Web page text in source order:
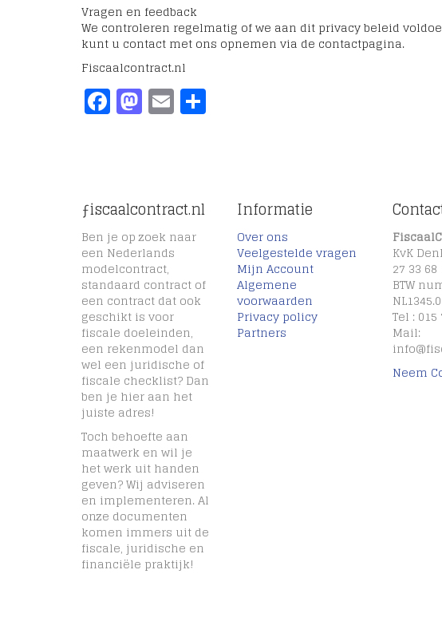
Vragen en feedback
We controleren regelmatig of we aan dit privacy beleid
kunt u contact met ons opnemen via de contactpagina.
Fiscaalcontract.nl
Facebook
Mastodon
Email
ƒiscaalcontract.nl
Ben je op zoek naar
een Nederlands
modelcontract,
standaard contract of
een contract dat ook
geschikt is voor
fiscale doeleinden,
een rekenmodel dan
wel een juridische of
fiscale checklist? Dan
ben je hier aan het
juiste adres!
Toch behoefte aan
maatwerk en wil je
het werk uit handen
geven? Wij adviseren
en implementeren. Al
onze documenten
komen immers uit de
fiscale, juridische en
financiële praktijk!
Informatie
Over ons
Veelgestelde vragen
Mijn Account
Algemene
voorwaarden
Privacy policy
Partners
KvK
27 33 68
BTW
Tel : 015
Mail:
Neem